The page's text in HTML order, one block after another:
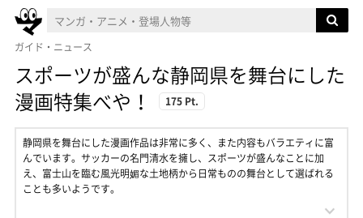
ガイド・ニュース
スポーツが盛んな静岡県を舞台にした
漫画特集べや！
175 Pt.
静岡県を舞台にした漫画作品は非常に多く、また内容もバラエティに富
んでいます。サッカーの名門清水を擁し、スポーツが盛んなことに加
え、富士山を臨む風光明媚な土地柄から日常ものの舞台として選ばれる
ことも多いようです。